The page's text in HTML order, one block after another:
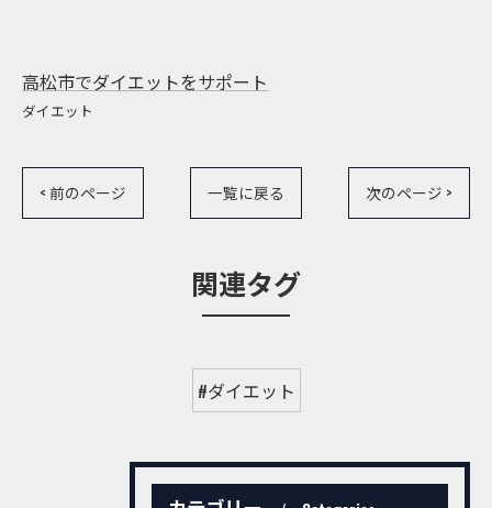
高松市でダイエットをサポート
ダイエット
< 前のページ 一覧に戻る 次のページ >
関連タグ
#ダイエット